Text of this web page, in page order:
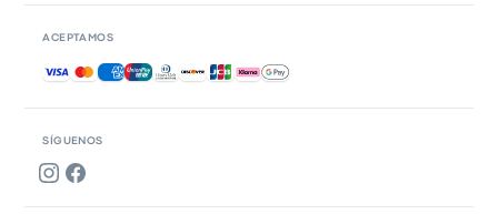
SÍGUENOS
ACEPTAMOS
Pagos aceptados